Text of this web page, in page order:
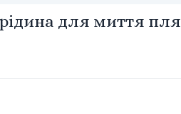
для миття